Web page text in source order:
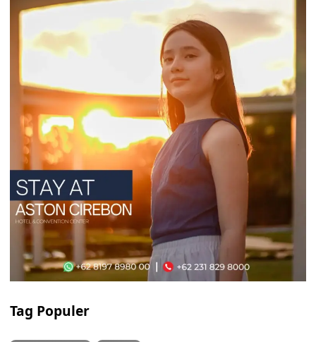
Tag Populer